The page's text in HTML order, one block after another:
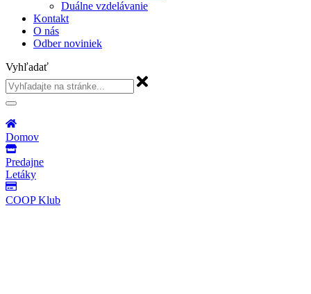
Duálne vzdelávanie
Kontakt
O nás
Odber noviniek
Vyhľadať
Domov
Predajne
Letáky
COOP Klub